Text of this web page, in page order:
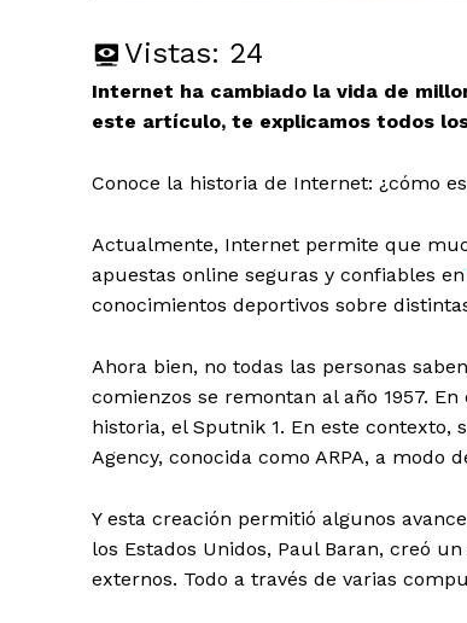
Vistas: 24
Internet ha cambiado la vida de
este artículo, te explicamos todos
Conoce la historia de Internet: ¿cómo
Actualmente, Internet permite que
apuestas online seguras y confiables en
conocimientos deportivos sobre
Ahora bien, no todas las personas
comienzos se remontan al año 1957.
historia, el Sputnik 1. En este contexto,
Agency, conocida como ARPA, a modo
Y esta creación permitió algunos
los Estados Unidos, Paul Baran, creó
externos. Todo a través de varias